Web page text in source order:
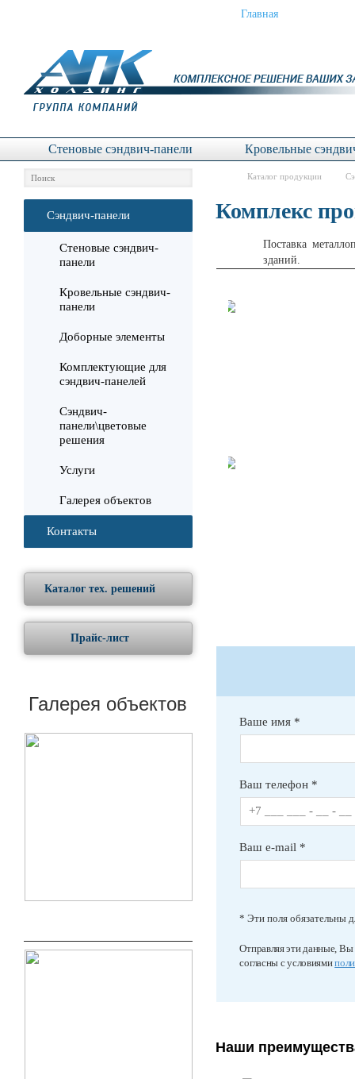
Главная
Стеновые сэндвич-панели Кровельные
Каталог продукции
Сэндвич-панели
Стеновые сэндвич-
панели
Кровельные сэндвич-
панели
Доборные элементы
Комплектующие для
сэндвич-панелей
Сэндвич-
панели\цветовые
решения
Услуги
Галерея объектов
Контакты
Каталог тех. решений
Прайс-лист
Галерея объектов
Комплекс
Поставка
зданий.
Ваше имя *
Ваш телефон *
Ваш e-mail *
* Эти поля обязательны
Отправляя эти данные, Вы
согласны с условиями
Наши